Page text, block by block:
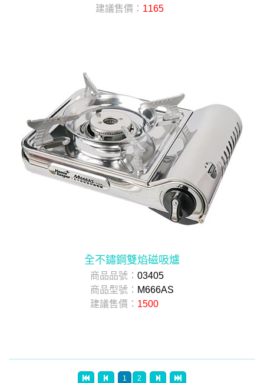
建議售價： 1165
全不鏽鋼雙焰磁吸爐
商品品號： 03405
商品型號： M666AS
建議售價： 1500
1 2